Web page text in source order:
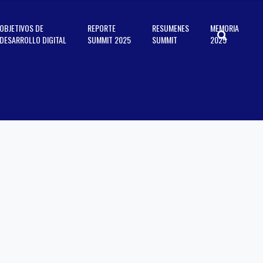
OBJETIVOS DE
DESARROLLO DIGITAL
REPORTE
SUMMIT 2025
RESUMENES
SUMMIT
MEMORIA
2025